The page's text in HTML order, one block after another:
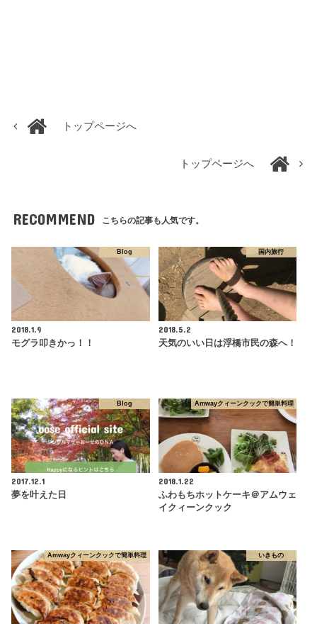
トップページへ
トップページへ
RECOMMEND こちらの記事も人気です。
Blog
2018.1.9
モグラ叩きかっ！！
国内旅行
2018.5.2
天気のいい日は浮橋市民の森へ！
Blog
2017.12.1
夢を叶えた日
Amwayクィーンクックで簡単料理
2018.1.22
ふわもちホットケーキ＠アムウェ
イクィーンクック
Amwayクィーンクックで簡単料理 いきもの